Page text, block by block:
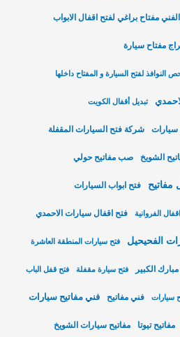
مفتاح براغي لفتح اقفال الابواب
مفتاح سيارة
النوافذ لفتح السيارة و المفتاح داخلها
تبديل أقفال الكويت
سيارات شركة فتح السيارات المقفلة
الشويخ صب مفاتيح حولي
مفاتيح فتح ابواب السيارات
الفروانية فتح اقفال سيارات الاحمدي
الفحيحيل فتح سيارات المنطقة العاشرة
الكبير فتح سيارة مقفلة فتح قفل الباب
سيارات فني مفاتيح فني مفاتيح سيارات
مفاتيح تيوتا مفاتيح سيارات الشويخ